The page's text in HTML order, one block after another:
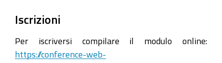
Iscrizioni
Per iscriversi compilare il modulo online:
https://conference-web-